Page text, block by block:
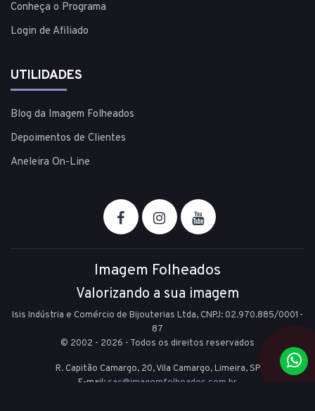
Conheça o Programa
Login de Afiliado
UTILIDADES
Blog da Imagem Folheados
Depoimentos de Clientes
Aneleira On-Line
Imagem Folheados
Valorizando a sua imagem
Isis Indústria e Comércio de Bijouterias Ltda, CNPJ: 02.970.885/0001-
87
© 2002 - 2026 - Todos os direitos reservados
R. Capitão Camargo, 20, Vila Camargo,Limeira,SP
E-mail: sac@imagemfolheados.com.br